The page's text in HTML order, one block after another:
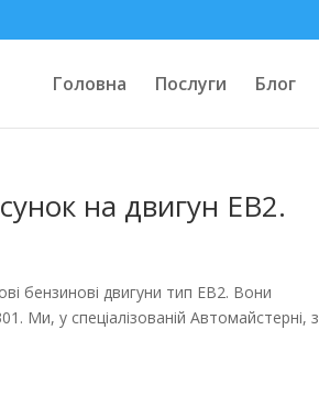
Головна Послуги Блог
на двигун EB2.
бензинові двигуни тип EB2. Вони
Ми, у спеціалізованій Автомайстерні, з